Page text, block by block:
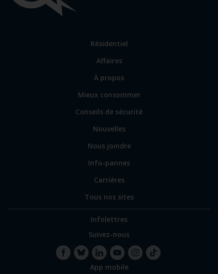
importants
Lien
les
principales
Résidentiel
Affaires
Lien
certains
sites
À propos
Mieux consommer
Conseils de sécurité
Nouvelles
Nous joindre
Info-pannes
Carrières
Tous nos sites
Infolettres
Suivez-nous
BlueskyLinkedInYouTube
App mobile